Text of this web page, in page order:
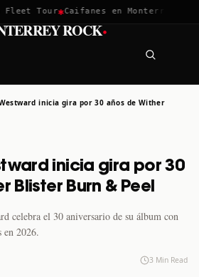
Tour✱Caifanes en Monterrey · 12
ROCK·
inicia gira por 30 años de Wither
inicia gira por 30
Blister Burn & Peel
celebra el 30 aniversario de su álbum con
en 2026.
3 Min Read